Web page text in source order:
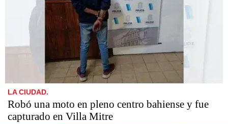
LA CIUDAD.
Robó una moto en pleno centro bahiense y fue
capturado en Villa Mitre